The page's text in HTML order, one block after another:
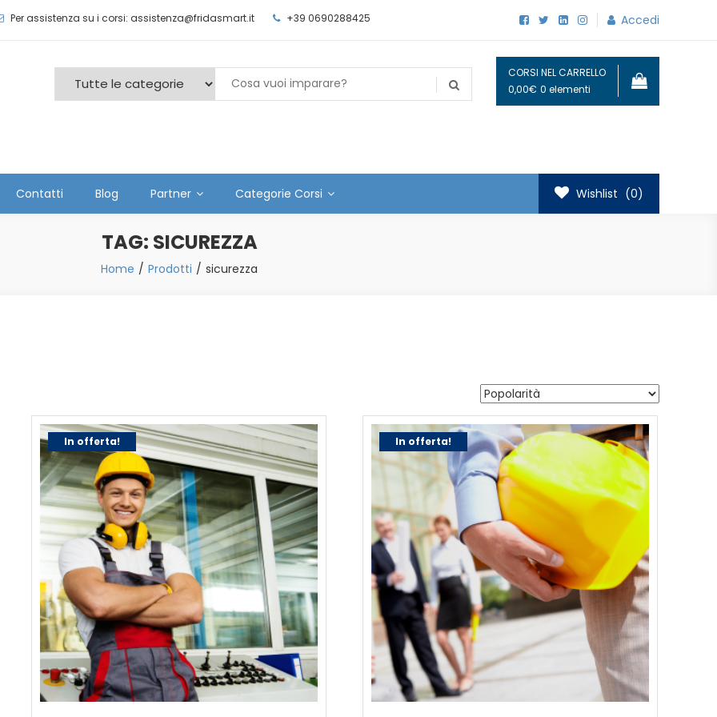
Per assistenza su i corsi: assistenza@fridasmart.it +39 0690288425 Accedi
CORSI NEL CARRELLO
0,00€ 0 elementi
Contatti Blog Partner Categorie Corsi Wishlist (0)
TAG: SICUREZZA
Home Prodotti sicurezza
In offerta! In offerta!